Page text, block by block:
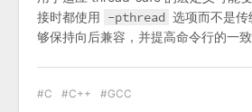
接时都使用 -pthread 选项而不是传
够保持向后兼容，并提高命令行的一致
C C++ GCC